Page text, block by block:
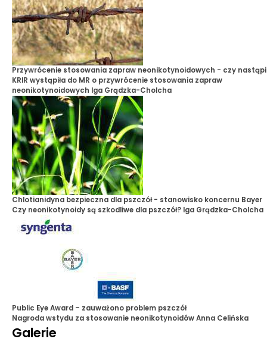
Przywrócenie stosowania zapraw neonikotynoidowych - czy
KRIR wystąpiła do MR o przywrócenie stosowania zapraw
neonikotynoidowych Iga Grądzka-Cholcha
Chlotianidyna bezpieczna dla pszczół - stanowisko koncernu Bayer
Czy neonikotynoidy są szkodliwe dla pszczół? Iga Grądzka-Cholcha
Public Eye Award – zauważono problem pszczół
Nagroda wstydu za stosowanie neonikotynoidówAnna Celińska
Galerie